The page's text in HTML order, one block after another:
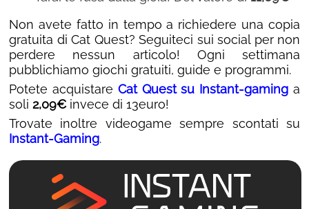
Non avete fatto in tempo a richiedere una copia
gratuita di Cat Quest? Seguiteci sui social per non
perdere nessun articolo! Ogni settimana
pubblichiamo giochi gratuiti, guide e programmi.
Potete acquistare Cat Quest su Instant-gaming a
soli 2,09€invece di 13euro!
Trovate inoltre videogame sempre scontati su
Instant-Gaming.